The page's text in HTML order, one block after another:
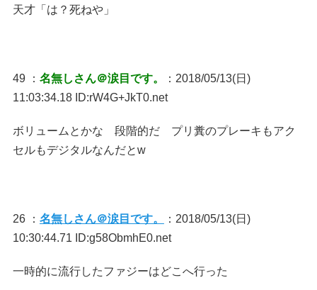
天才「は？死ねや」
49 ： 名無しさん＠涙目です。
：2018/05/13(日)
11:03:34.18 ID:rW4G+JkT0.net
ボリュームとかな 段階的だ プリ糞のプレーキもアク
セルもデジタルなんだとw
26 ： 名無しさん＠涙目です。
：2018/05/13(日)
10:30:44.71 ID:g58ObmhE0.net
一時的に流行したファジーはどこへ行った